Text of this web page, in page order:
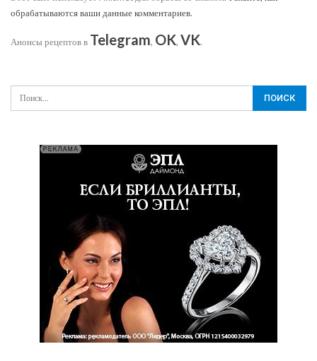
обрабатываются ваши данные комментариев.
Анонсы рецептов в Telegram, OK, VK.